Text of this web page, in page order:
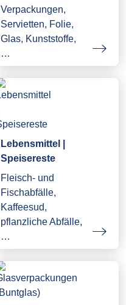
Verpackungen,
Servietten, Folie,
Glas, Kunststoffe,
…
Lebensmittel |
Speisereste
Fleisch- und
Fischabfälle,
Kaffeesud,
pflanzliche Abfälle,
…